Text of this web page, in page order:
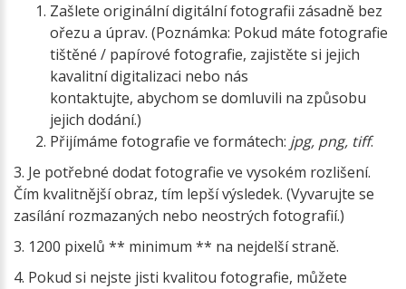
Zašlete originální digitální fotografii zásadně bez
ořezu a úprav. (Poznámka: Pokud máte fotografie
tištěné / papírové fotografie, zajistěte si jejich
kavalitní digitalizaci nebo nás
kontaktujte, abychom se domluvili na způsobu
jejich dodání.)
Přijímáme fotografie ve formátech: jpg, png, tiff.
3. Je potřebné dodat fotografie ve vysokém rozlišení.
Čím kvalitnější obraz, tím lepší výsledek. (Vyvarujte se
zasílání rozmazaných nebo neostrých fotografií.)
3. 1200 pixelů ** minimum ** na nejdelší straně.
4. Pokud si nejste jisti kvalitou fotografie, můžete